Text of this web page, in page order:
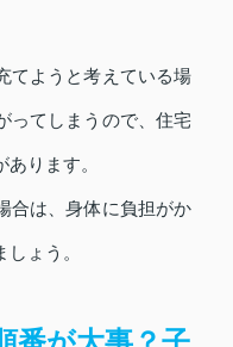
てようと考えている場
ってしまうので、住宅
ります。
合は、身体に負担がか
ょう。